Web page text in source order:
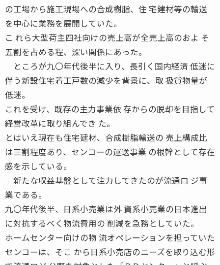
の工場から施工現場への合成樹脂、住 宅建材等の輸送
を中心に業務を展開していた。
こ れら大型荷主四社向けの売上高が全売上高のおよ そ
五割を占める程、深い関係にあった。
ところが九〇年代後半に入り、長引く国内経済 低迷に
伴う新設住宅着工戸数の減少を背景に、取 扱貨物量が
低迷。
これを受け、既存の主力事業依 存からの脱却を目指して
経営改革に取り組んでき た。
とはいえ現在も住宅建材、合成樹脂輸送の 売上構成比
は三割程度あり、センコーの運送事業 の根幹として存在
感を示している。
新たな収益基盤として注力してきたのが流通ロ ジ事
業である。
九〇年代後半、日系小売業は外 資系小売業の日本進出
に対抗するべく物流費用の 削減を急務としていた。
ホームセンター向けの物 流オペレーションを担っていた
センコーは、そこ から日系小売店のニーズを取り込む形